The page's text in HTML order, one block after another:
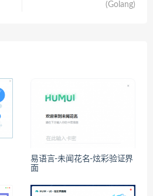
(Golang)
易语言-未闻花名-炫彩验证界
面